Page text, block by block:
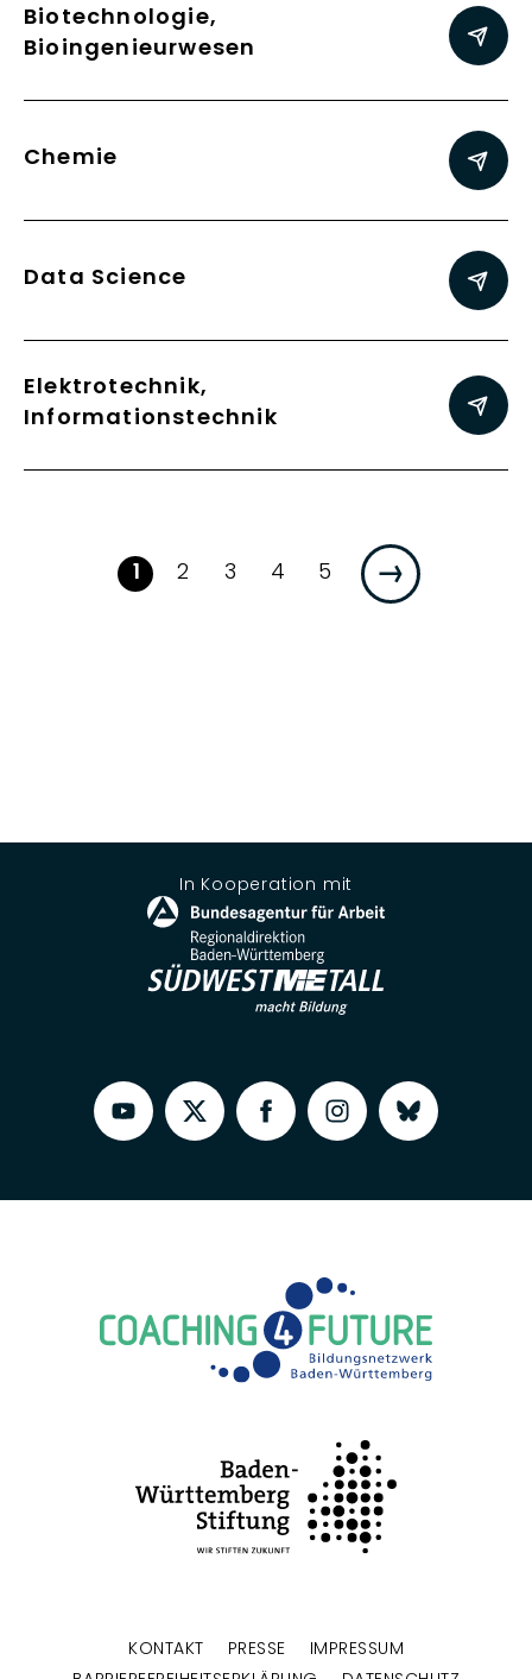
Biotechnologie,
Bioingenieurwesen
Chemie
Data Science
Elektrotechnik,
Informationstechnik
Seite:
1 Seite:
2 Seite:
3 Seite:
4 Seite:
5
In Kooperation mit
KONTAKT PRESSE
IMPRESSUM